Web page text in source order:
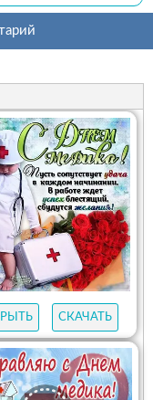
СКАЧАТЬ